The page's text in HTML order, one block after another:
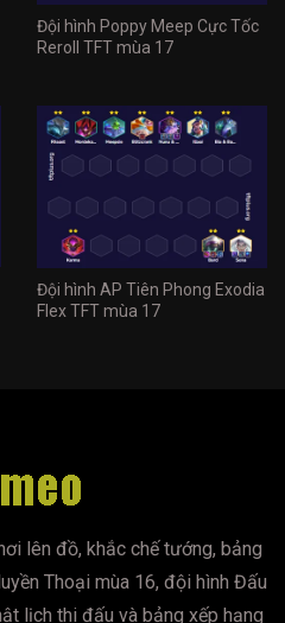
Đội hình Poppy Meep Cực Tốc
Reroll TFT mùa 17
Đội hình AP Tiên Phong Exodia
Flex TFT mùa 17
lên đồ, khắc chế tướng, bảng
Thoại mùa 16, đội hình Đấu
lịch thi đấu và bảng xếp hạng